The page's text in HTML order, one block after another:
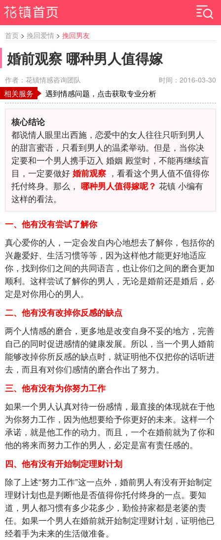
首页 > 挽回爱情 > 挽回男友
婚前观察 哪种男人值得嫁
作者：花镇情感咨询团队 时间：2016-03-30
相关服务 遇到情感问题，点击获取专业分析
核心结论
都说情人眼里出西施，恋爱中的女人往往只听到男人
的甜言蜜语，只看到男人的温柔举动。但是，当你决
定要和一个男人携手迈入 婚姻 殿堂时，不能再继续盲
目，一定要做好 婚前观察 ，看看这个男人值不值得你
托付终身。那么， 哪种男人值得嫁呢？ 花镇 小编有
这样的看法。
一、他有没有尝试了解你
真心爱你的人，一定会发自内心地想去了解你，包括你的
兴趣爱好、生活习惯等等，因为这样他才能更好地适应
你，找到你们之间的共同语言，也让你们之间的磨合更加
顺利。这样尝试了解你的男人，无论是婚前还是婚后，必
定是对你用心的男人。
二、他有没有改掉你反感的缺点
两个人情感的磨合，更多地是改变自身不妥的地方，完善
自己的同时促进感情的健康发展。所以，当一个男人婚前
能够改掉你所反感的缺点时，就证明他不仅把你的话听进
去，而且有对你们感情的磨合作出了努力。
三、他有没有为你努力工作
如果一个男人认真对待一份感情，最直接的体现就在于他
为你努力工作，因为他想要给予你更好的未来。这样一个
承诺，就是他工作的动力。而且，一个在婚前就为了你和
他的将来而努力工作的男人，必定是富有责任感的。
四、他有没有开始制定理财计划
除了上述“努力工作”这一点外，婚前男人有没有开始制定
理财计划也是判断他是否值得你托付终身的一点。要知
道，男人都习惯有多少花多少，勤俭持家都是老婆的责
任。如果一个男人在婚前就开始制定理财计划，证明他已
经着手为未来的生活做准备。